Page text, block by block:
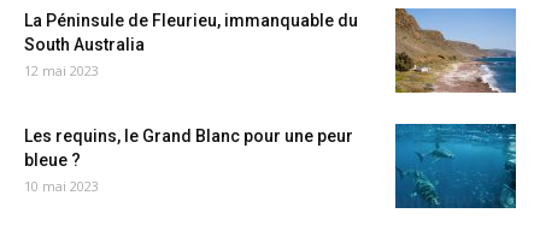
La Péninsule de Fleurieu, immanquable du
South Australia
12 mai 2023
Les requins, le Grand Blanc pour une peur
bleue ?
10 mai 2023